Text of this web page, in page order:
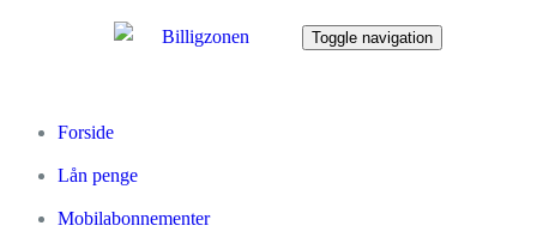
Toggle navigation
Forside
Lån penge
Mobilabonnementer